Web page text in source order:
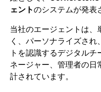
ェントのシステムが発表
当社のエージェントは、
く、パーソナライズさ
トを認識するデジタル
ネージャー、管理者の日
計されています。